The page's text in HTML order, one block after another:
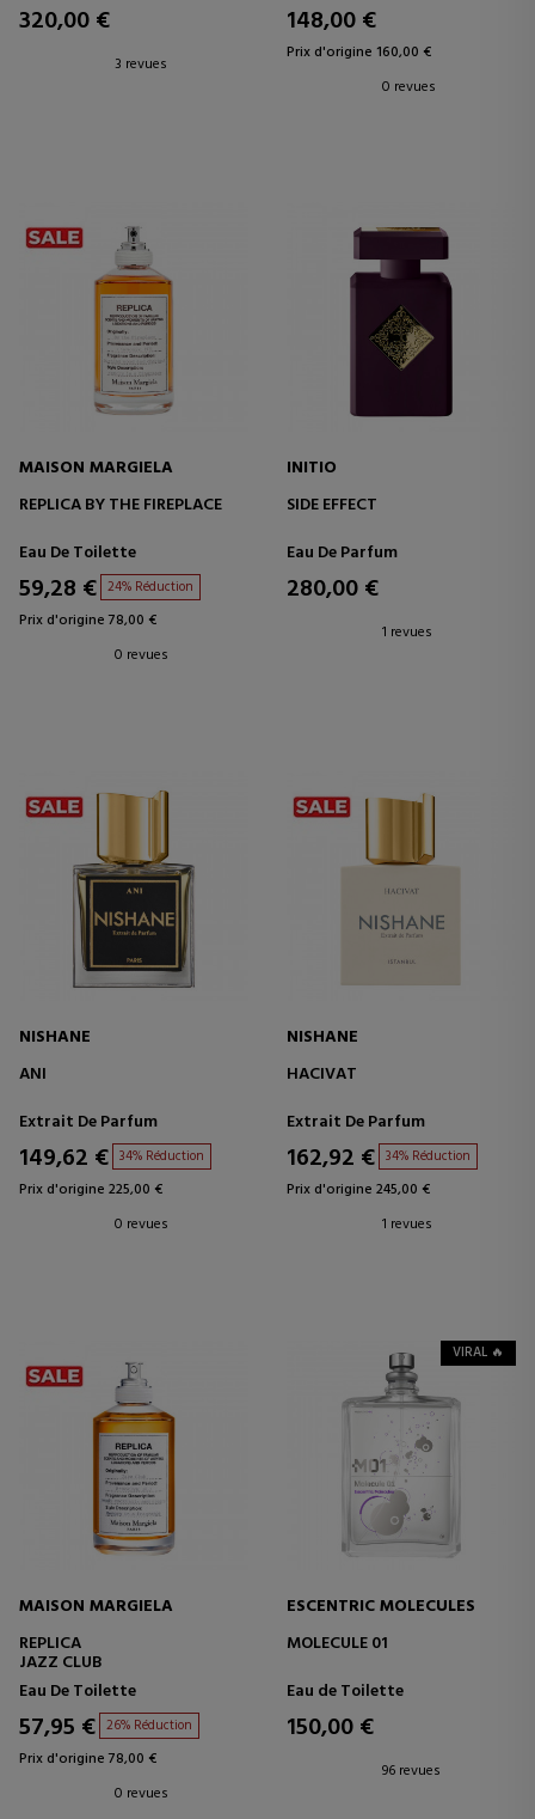
320,00 €
3 revues
148,00 €
Prix d'origine 160,00 €
0 revues
MAISON MARGIELA
REPLICA BY THE FIREPLACE
Eau De Toilette
59,28 € 24% Réduction
Prix d'origine 78,00 €
0 revues
INITIO
SIDE EFFECT
Eau De Parfum
280,00 €
1 revues
NISHANE
ANI
Extrait De Parfum
149,62 € 34% Réduction
Prix d'origine 225,00 €
0 revues
NISHANE
HACIVAT
Extrait De Parfum
162,92 € 34% Réduction
Prix d'origine 245,00 €
1 revues
MAISON MARGIELA
REPLICA
JAZZ CLUB
Eau De Toilette
57,95 € 26% Réduction
Prix d'origine 78,00 €
0 revues
VIRAL 🔥
ESCENTRIC MOLECULES
MOLECULE 01
Eau de Toilette
150,00 €
96 revues